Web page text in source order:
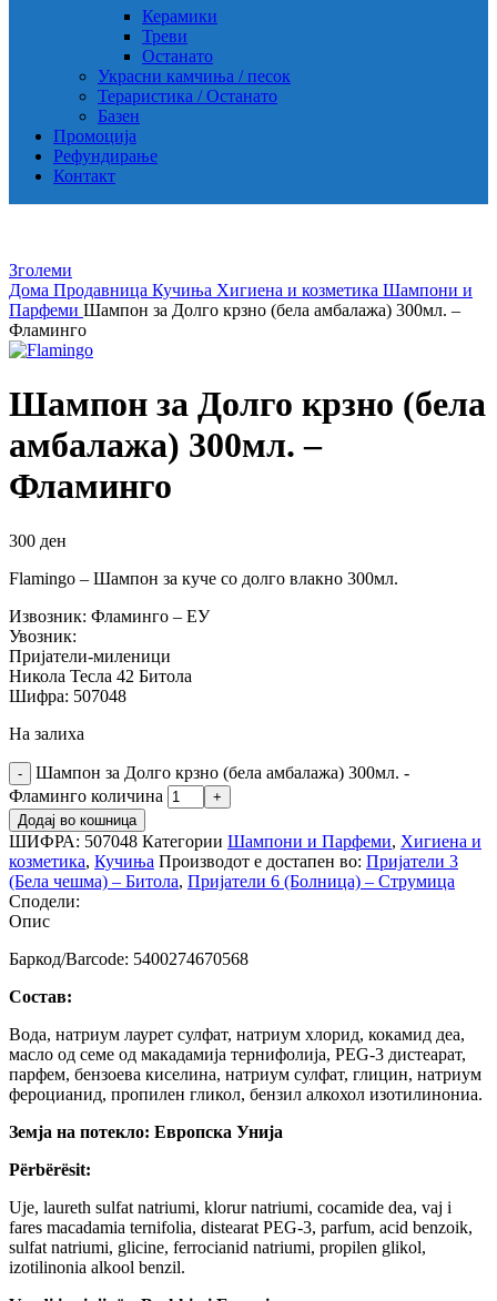
Керамики
Треви
Останато
Украсни камчиња / песок
Тераристика / Останато
Базен
Промоција
Рефундирање
Контакт
Зголеми
Дома Продавница Кучиња Хигиена и козметика Шампони и
Парфеми Шампон за Долго крзно (бела амбалажа) 300мл. –
Фламинго
Шампон за Долго крзно (бела
амбалажа) 300мл. –
Фламинго
300 ден
Flamingo – Шампон за куче со долго влакно 300мл.
Извозник: Фламинго – ЕУ
Увозник:
Пријатели-миленици
Никола Тесла 42 Битола
Шифра: 507048
На залиха
Шампон за Долго крзно (бела амбалажа) 300мл. -
Фламинго количина
Додај во кошница
ШИФРА: 507048 Категории Шампони и Парфеми, Хигиена и
козметика, Кучиња Производот е достапен во: Пријатели 3
(Бела чешма) – Битола, Пријатели 6 (Болница) – Струмица
Сподели:
Опис
Баркод/Barcode: 5400274670568
Состав:
Вода, натриум лаурет сулфат, натриум хлорид, кокамид деа,
масло од семе од макадамија тернифолија, PEG-3 дистеарат,
парфем, бензоева киселина, натриум сулфат, глицин, натриум
фероцианид, пропилен гликол, бензил алкохол изотилинониа.
Земја на потекло: Европска Унија
Përbërësit:
Uje, laureth sulfat natriumi, klorur natriumi, cocamide dea, vaj i
fares macadamia ternifolia, distearat PEG-3, parfum, acid benzoik,
sulfat natriumi, glicine, ferrocianid natriumi, propilen glikol,
izotilinonia alkool benzil.